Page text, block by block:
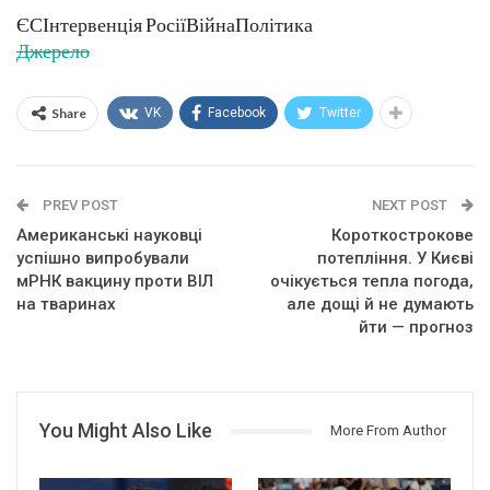
ЄСІнтервенція РосіїВійнаПолітика
Джерело
Share VK Facebook Twitter
PREV POST
Американські науковці
успішно випробували
мРНК вакцину проти ВІЛ
на тваринах
NEXT POST
Короткострокове
потепління. У Києві
очікується тепла погода,
але дощі й не думають
йти — прогноз
You Might Also Like More From Author